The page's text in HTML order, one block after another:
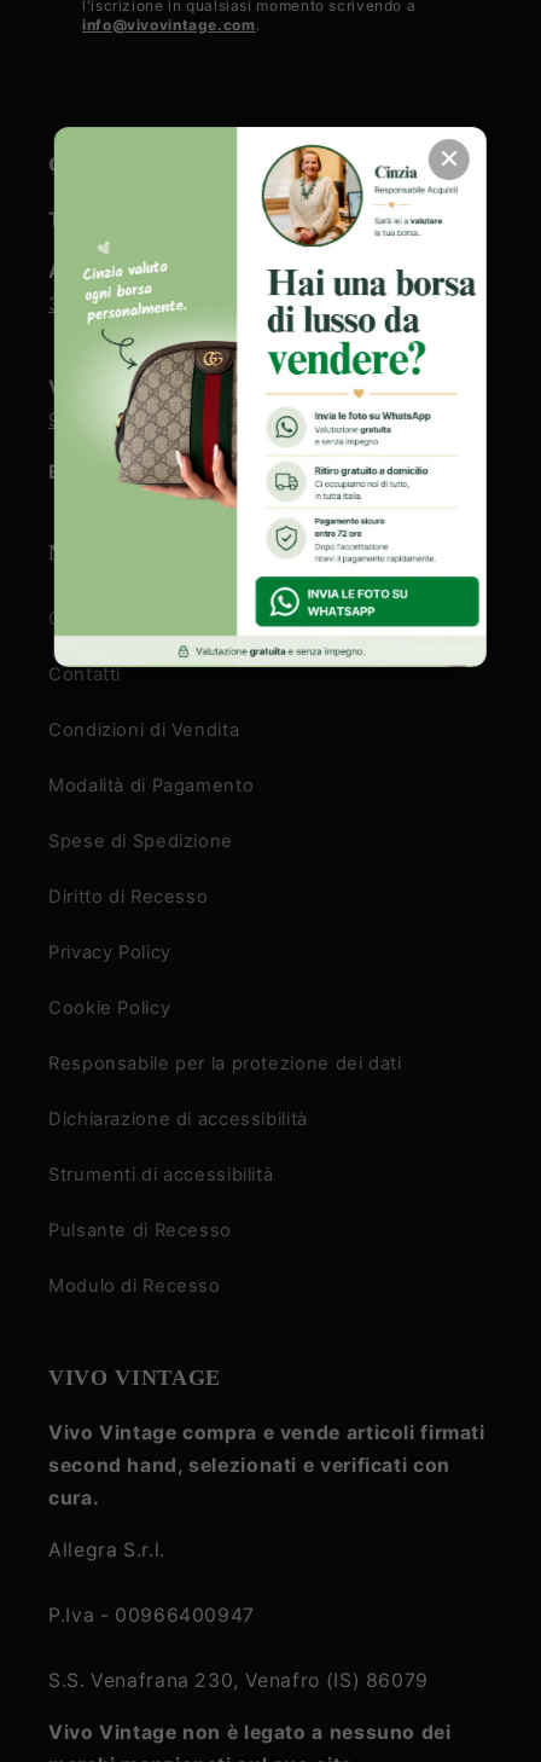
policy
l'iscrizione in qualsiasi momento scrivendo a
info@vivovintage.com .
CONTATTI
Telefono fisso: +39 0865/270731
Assistenza clienti e gestione ordini:
333 6834 578
Valutazione borse firmate:+39 346 7350
973
Email: info@vivovintage.com
NOTE LEGALI
Chi siamo
Contatti
Condizioni di Vendita
Modalità di Pagamento
Spese di Spedizione
Diritto di Recesso
Privacy Policy
Cookie Policy
Responsabile per la protezione dei dati
Dichiarazione di accessibilità
Strumenti di accessibilità
Pulsante di Recesso
Modulo di Recesso
VIVO VINTAGE
Vivo Vintage compra e vende articoli firmati
second hand, selezionati e verificati con
cura.
Allegra S.r.l.
P.Iva - 00966400947
S.S. Venafrana 230, Venafro (IS) 86079
Vivo Vintage non è legato a nessuno dei
✕